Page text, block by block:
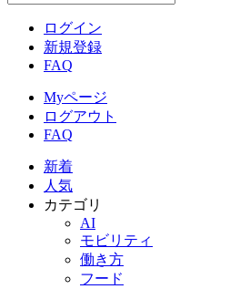
ログイン
新規登録
FAQ
Myページ
ログアウト
FAQ
新着
人気
カテゴリ
AI
モビリティ
働き方
フード